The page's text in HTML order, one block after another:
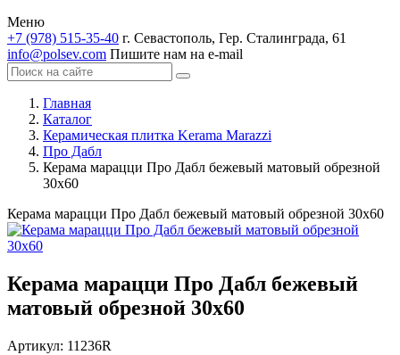
Меню
+7 (978) 515-35-40 г. Севастополь, Гер. Сталинграда, 61
info@polsev.com Пишите нам на e-mail
Главная
Каталог
Керамическая плитка Kerama Marazzi
Про Дабл
Керама марацци Про Дабл бежевый матовый обрезной
30х60
Керама марацци Про Дабл бежевый матовый обрезной 30х60
Керама марацци Про Дабл бежевый
матовый обрезной 30х60
Артикул: 11236R